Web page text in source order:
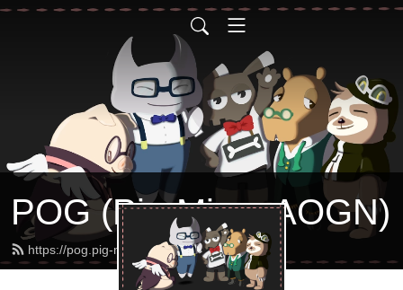
POG (Pig-Min + AOGN)
https://pog.pig-min.com/feed.xml